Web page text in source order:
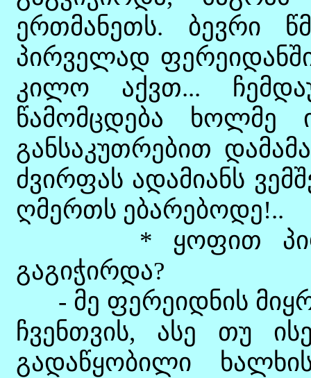
ერთმანეთს. ბევრი
პირველად
კილო აქვთ...
წამომცდება ხოლმე
განსაკუთრებით
ძვირფას ადამიანს
ღმერთს ებარებოდე!..
* ყოფით
გაგიჭირდა?
- მე ფერეიდნის
ჩვენთვის, ასე თუ
გადაწყობილი